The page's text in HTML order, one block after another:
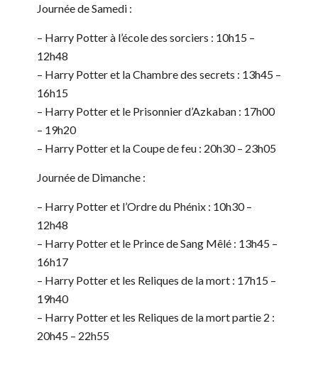
Journée de Samedi :
– Harry Potter à l’école des sorciers : 10h15 –
12h48
– Harry Potter et la Chambre des secrets : 13h45 –
16h15
– Harry Potter et le Prisonnier d’Azkaban : 17h00
– 19h20
– Harry Potter et la Coupe de feu : 20h30 – 23h05
Journée de Dimanche :
– Harry Potter et l’Ordre du Phénix : 10h30 –
12h48
– Harry Potter et le Prince de Sang Mêlé : 13h45 –
16h17
– Harry Potter et les Reliques de la mort : 17h15 –
19h40
– Harry Potter et les Reliques de la mort partie 2 :
20h45 – 22h55